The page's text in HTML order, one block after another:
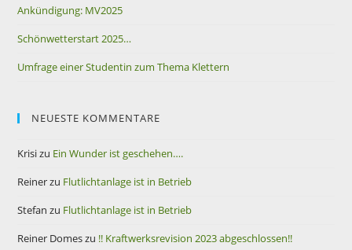
Ankündigung: MV2025
Schönwetterstart 2025…
Umfrage einer Studentin zum Thema Klettern
NEUESTE KOMMENTARE
Krisizu Ein Wunder ist geschehen….
Reinerzu Flutlichtanlage ist in Betrieb
Stefan zu Flutlichtanlage ist in Betrieb
Reiner Domeszu !! Kraftwerksrevision 2023 abgeschlossen!!